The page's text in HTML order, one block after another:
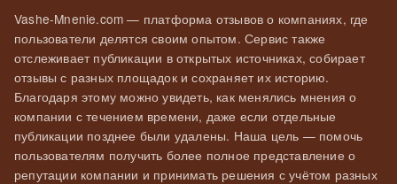
Vashe-Mnenie.com — платформа отзывов о компаниях, где
пользователи делятся своим опытом. Сервис также
отслеживает публикации в открытых источниках, собирает
отзывы с разных площадок и сохраняет их историю.
Благодаря этому можно увидеть, как менялись мнения о
компании с течением времени, даже если отдельные
публикации позднее были удалены. Наша цель — помочь
пользователям получить более полное представление о
репутации компании и принимать решения с учётом разных